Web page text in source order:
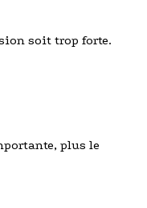
soit trop forte.
plus le